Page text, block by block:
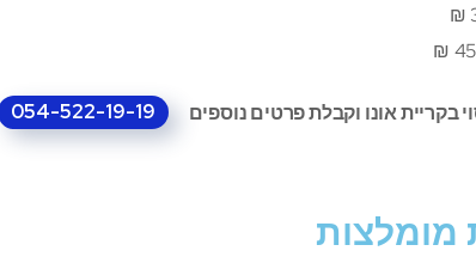
בקריית אונו וקבלת פרטים נוספים
054-522-19-19
מומלצות